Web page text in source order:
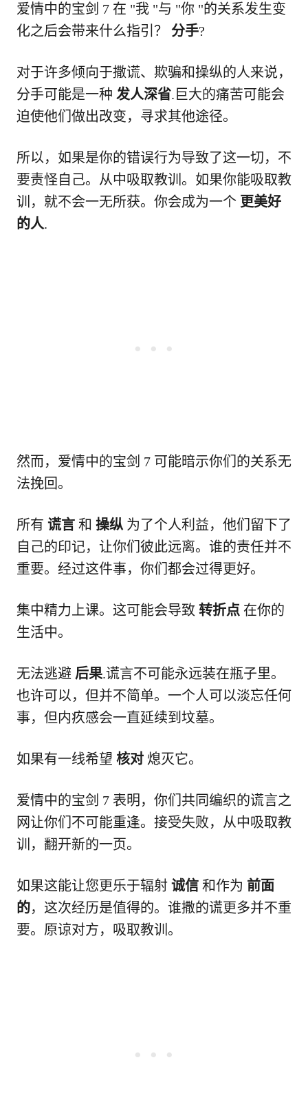
爱情中的宝剑 7 在 "我 "与 "你 "的关系发生变
化之后会带来什么指引？ 分手?
对于许多倾向于撒谎、欺骗和操纵的人来说，
分手可能是一种 发人深省.巨大的痛苦可能会
迫使他们做出改变，寻求其他途径。
所以，如果是你的错误行为导致了这一切，不
要责怪自己。从中吸取教训。如果你能吸取教
训，就不会一无所获。你会成为一个 更美好
的人.
然而，爱情中的宝剑 7 可能暗示你们的关系无
法挽回。
所有 谎言 和 操纵 为了个人利益，他们留下了
自己的印记，让你们彼此远离。谁的责任并不
重要。经过这件事，你们都会过得更好。
集中精力上课。这可能会导致 转折点 在你的
生活中。
无法逃避 后果.谎言不可能永远装在瓶子里。
也许可以，但并不简单。一个人可以淡忘任何
事，但内疚感会一直延续到坟墓。
如果有一线希望 核对 熄灭它。
爱情中的宝剑 7 表明，你们共同编织的谎言之
网让你们不可能重逢。接受失败，从中吸取教
训，翻开新的一页。
如果这能让您更乐于辐射 诚信 和作为 前面
的，这次经历是值得的。谁撒的谎更多并不重
要。原谅对方，吸取教训。